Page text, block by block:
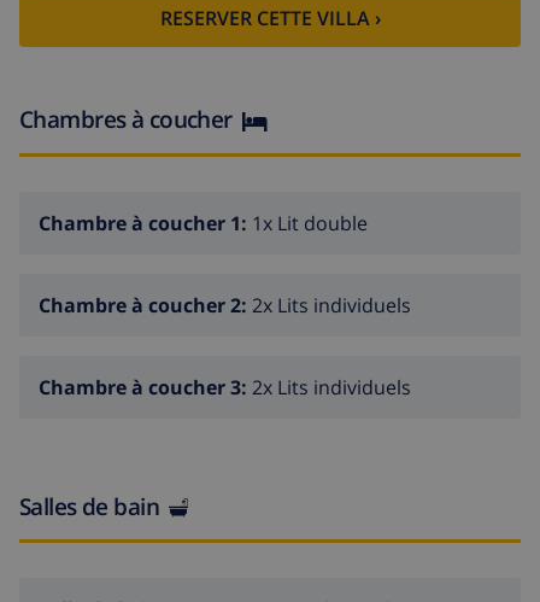
RESERVER CETTE VILLA ›
Chambres à coucher
Chambre à coucher 1: 1x Lit double
Chambre à coucher 2: 2x Lits individuels
Chambre à coucher 3: 2x Lits individuels
Salles de bain